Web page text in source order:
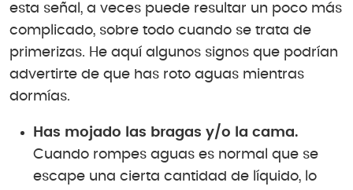
esta señal, a veces puede resultar un poco más
complicado, sobre todo cuando se trata de
primerizas. He aquí algunos signos que podrían
advertirte de que has roto aguas mientras
dormías.
Has mojado las bragas y/o la cama.
Cuando rompes aguas es normal que se
escape una cierta cantidad de líquido, lo